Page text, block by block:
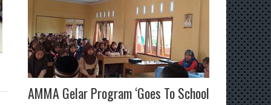
AMMA Gelar Program ‘Goes To School